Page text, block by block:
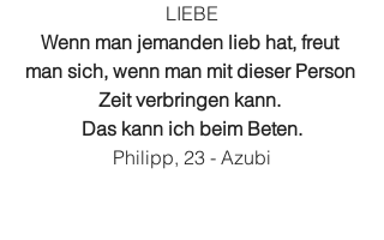
LIEBE
Wenn man jemanden lieb hat, freut
man sich, wenn man mit dieser Person
Zeit verbringen kann.
Das kann ich beim Beten.
Philipp, 23 - Azubi